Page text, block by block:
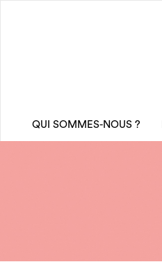
QUI SOMMES-NOUS ?